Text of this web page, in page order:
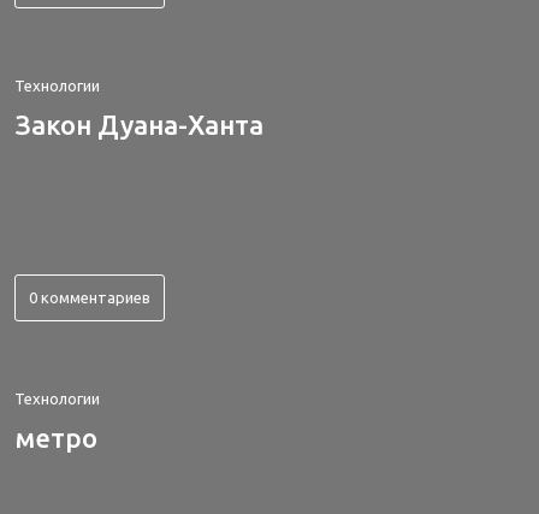
Технологии
Закон Дуана-Ханта
0 комментариев
Технологии
метро